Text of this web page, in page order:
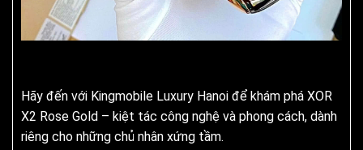
Hãy đến với Kingmobile Luxury Hanoi để khám phá XOR
X2 Rose Gold – kiệt tác công nghệ và phong cách, dành
riêng cho những chủ nhân xứng tầm.